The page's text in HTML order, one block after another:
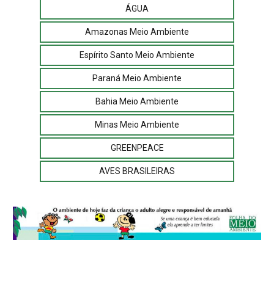
ÁGUA
Amazonas Meio Ambiente
Espírito Santo Meio Ambiente
Paraná Meio Ambiente
Bahia Meio Ambiente
Minas Meio Ambiente
GREENPEACE
AVES BRASILEIRAS